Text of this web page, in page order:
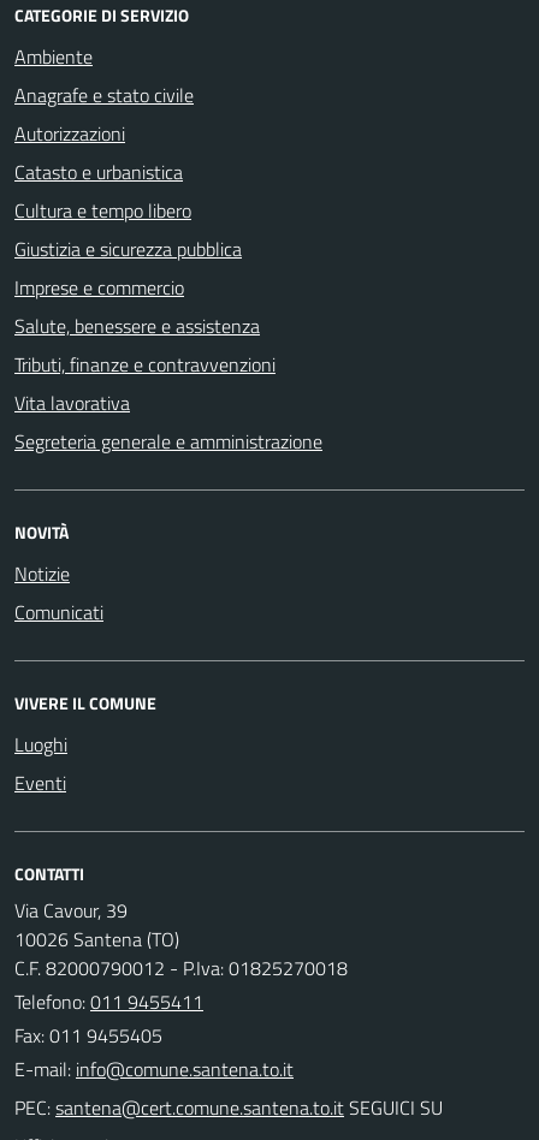
CATEGORIE DI SERVIZIO
Ambiente
Anagrafe e stato civile
Autorizzazioni
Catasto e urbanistica
Cultura e tempo libero
Giustizia e sicurezza pubblica
Imprese e commercio
Salute, benessere e assistenza
Tributi, finanze e contravvenzioni
Vita lavorativa
Segreteria generale e amministrazione
NOVITÀ
Notizie
Comunicati
VIVERE IL COMUNE
Luoghi
Eventi
CONTATTI
Via Cavour, 39
10026 Santena (TO)
C.F. 82000790012 - P.Iva: 01825270018
Telefono:011 9455411
Fax: 011 9455405
E-mail:
PEC:
SEGUICI SU